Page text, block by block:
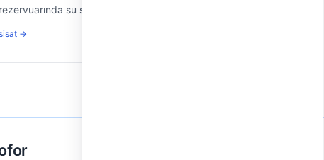
su seviyesini kontrol eden yüzen parça.
→